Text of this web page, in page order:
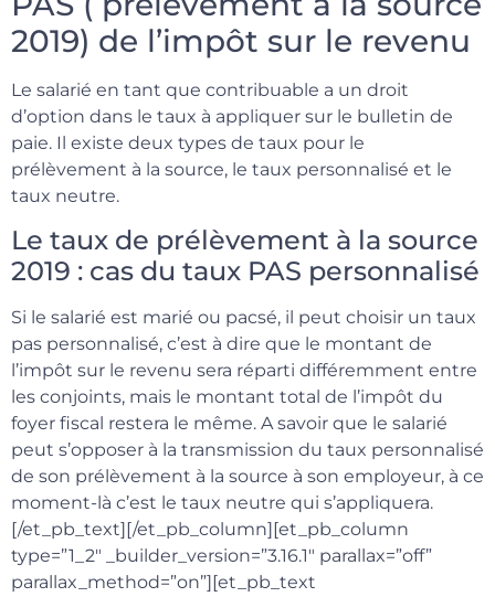
2019) de l’impôt sur le revenu
Le salarié en tant que contribuable a un droit
d’option dans le taux à appliquer sur le bulletin de
paie. Il existe deux types de taux pour le
prélèvement à la source, le taux personnalisé et le
taux neutre.
Le taux de prélèvement à la source
2019 : cas du taux PAS personnalisé
Si le salarié est marié ou pacsé, il peut choisir un taux
pas personnalisé, c’est à dire que le montant de
l’impôt sur le revenu sera réparti différemment entre
les conjoints, mais le montant total de l’impôt du
foyer fiscal restera le même. A savoir que le salarié
peut s’opposer à la transmission du taux personnalisé
de son prélèvement à la source à son employeur, à ce
moment-là c’est le taux neutre qui s’appliquera.
[/et_pb_text][/et_pb_column][et_pb_column
type=”1_2″ _builder_version=”3.16.1″ parallax=”off”
parallax_method=”on”][et_pb_text